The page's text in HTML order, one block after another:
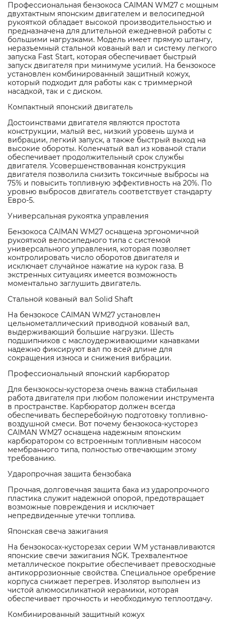
Профессиональная бензокоса CAIMAN WM27 с мощным
двухтактным японским двигателем и велосипедной
рукояткой обладает высокой производительностью и
предназначена для длительной ежедневной работы с
большими нагрузками. Модель имеет прямую штангу,
неразъемный стальной кованый вал и систему легкого
запуска Fast Start, которая обеспечивает быстрый
запуск двигателя при минимуме усилий. На бензокосе
установлен комбинированный защитный кожух,
который подходит для работы как с триммерной
насадкой, так и с диском.
Компактный японский двигатель
Достоинствами двигателя являются простота
конструкции, малый вес, низкий уровень шума и
вибрации, легкий запуск, а также быстрый выход на
высокие обороты. Коленчатый вал из кованой стали
обеспечивает продолжительный срок службы
двигателя. Усовершенствованная конструкция
двигателя позволила снизить токсичные выбросы на
75% и повысить топливную эффективность на 20%. По
уровню выбросов двигатель соответствует стандарту
Евро-5.
Универсальная рукоятка управления
Бензокоса CAIMAN WM27 оснащена эргономичной
рукояткой велосипедного типа с системой
универсального управления, которая позволяет
контролировать число оборотов двигателя и
исключает случайное нажатие на курок газа. В
экстренных ситуациях имеется возможность
моментально заглушить двигатель.
Стальной кованый вал Solid Shaft
На бензокосе CAIMAN WM27 установлен
цельнометаллический приводной кованый вал,
выдерживающий большие нагрузки. Шесть
подшипников с маслоудерживающими канавками
надежно фиксируют вал по всей длине для
сокращения износа и снижения вибрации.
Профессиональный японский карбюратор
Для бензокосы-кустореза очень важна стабильная
работа двигателя при любом положении инструмента
в пространстве. Карбюратор должен всегда
обеспечивать бесперебойную подготовку топливно-
воздушной смеси. Вот почему бензокоса-кусторез
CAIMAN WM27 оснащена надежным японским
карбюратором со встроенным топливным насосом
мембранного типа, полностью отвечающим этому
требованию.
Ударопрочная защита бензобака
Прочная, долговечная защита бака из ударопрочного
пластика служит надежной опорой, предотвращает
возможные повреждения и исключает
непредвиденные утечки топлива.
Японская свеча зажигания
На бензокосах-кусторезах серии WM устанавливаются
японские свечи зажигания NGK. Трехвалентное
металлическое покрытие обеспечивает превосходные
антикоррозионные свойства. Специальное оребрение
корпуса снижает перегрев. Изолятор выполнен из
чистой алюмосиликатной керамики, которая
обеспечивает прочность и необходимую теплоотдачу.
Комбинированный защитный кожух